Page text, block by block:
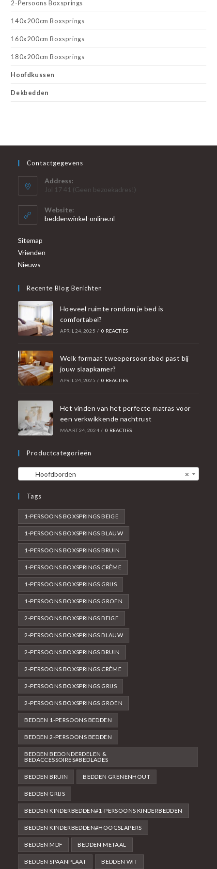
2-Persoons Boxsprings
140x200cm Boxsprings
160x200cm Boxsprings
180x200cm Boxsprings
Hoofdkussen
Dekbedden
Contactgegevens
Address:
Jol 17 41 (Geen bezoekadres!)
Website:
beddenwinkel-online.nl
Sitemap
Vrienden
Nieuws
Recente Blog Berichten
Hoeveel ruimte rondom je bed is
comfortabel?
APRIL 24, 2025 / 0 REACTIES
Welk formaat tweepersoonsbed past bij
jouw slaapkamer?
APRIL 24, 2025 / 0 REACTIES
Het vinden van het perfecte matras voor
een verkwikkende nachtrust
MAART 24, 2024 / 0 REACTIES
Productcategorieën
×
Hoofdborden
Tags
1-PERSOONS BOXSPRINGS BEIGE
1-PERSOONS BOXSPRINGS BLAUW
1-PERSOONS BOXSPRINGS BRUIN
1-PERSOONS BOXSPRINGS CRÈME
1-PERSOONS BOXSPRINGS GRIJS
1-PERSOONS BOXSPRINGS GROEN
2-PERSOONS BOXSPRINGS BEIGE
2-PERSOONS BOXSPRINGS BLAUW
2-PERSOONS BOXSPRINGS BRUIN
2-PERSOONS BOXSPRINGS CRÈME
2-PERSOONS BOXSPRINGS GRIJS
2-PERSOONS BOXSPRINGS GROEN
BEDDEN 1-PERSOONS BEDDEN
BEDDEN 2-PERSOONS BEDDEN
BEDDEN BEDONDERDELEN &
BEDACCESSOIRES#BEDLADES
BEDDEN BRUIN BEDDEN GRENENHOUT
BEDDEN GRIJS
BEDDEN KINDERBEDDEN#1-PERSOONS KINDERBEDDEN
BEDDEN KINDERBEDDEN#HOOGSLAPERS
BEDDEN MDF BEDDEN METAAL
BEDDEN SPAANPLAAT BEDDEN WIT